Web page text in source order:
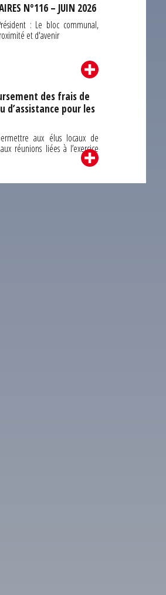
N°116 – JUIN 2026
: Le bloc communal,
et d'avenir
des frais de
d’assistance pour les
aux élus locaux de
réunions liées à l’exercice